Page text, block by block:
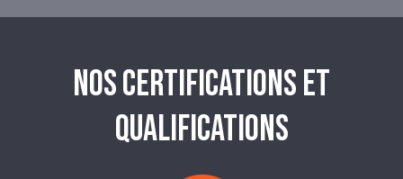
NOS CERTIFICATIONS ET
QUALIFICATIONS